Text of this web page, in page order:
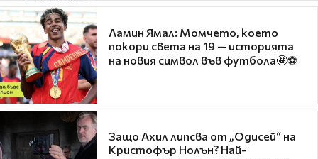
Ламин Ямал: Момчето, което
покори света на 19 — историята
на новия символ във футбола🤩⚽
Защо Ахил липсва от „Одисей“ на
Кристофър Нолън? Най-